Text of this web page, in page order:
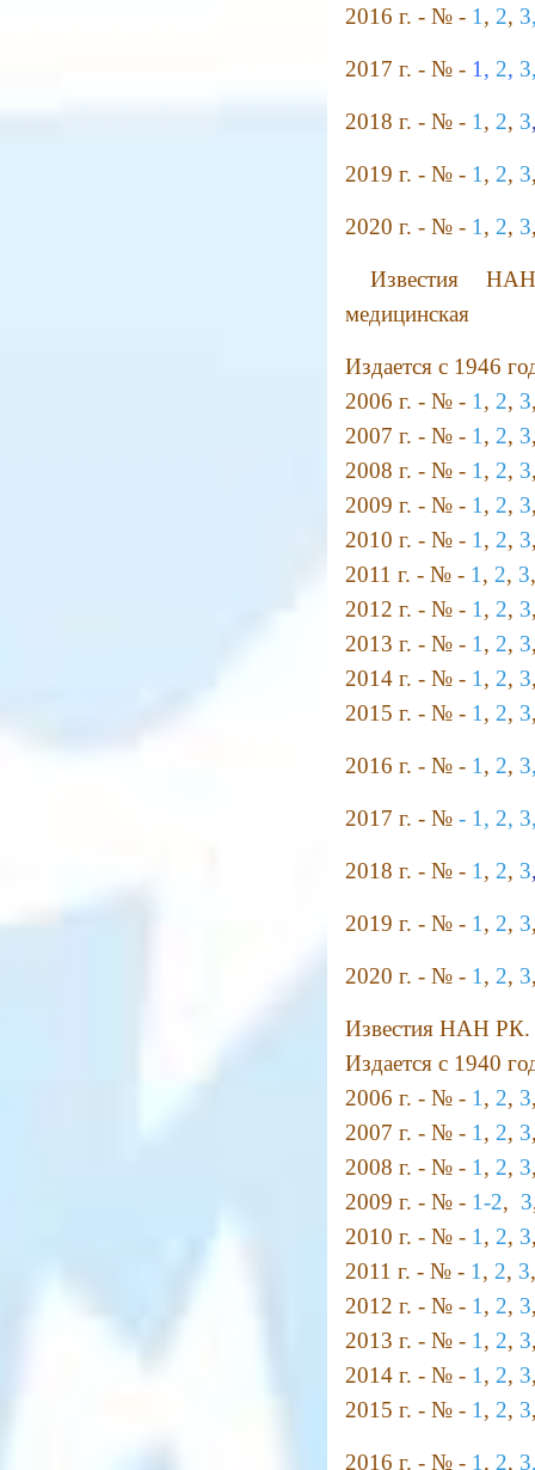
2016 г. - № - 1 , 2,
2017 г. - № - 1, 2,
2018 г. - № - 1 , 2, 3
2019 г. - № - 1 , 2, 3
2020 г. - № - 1 , 2, 3
Известия
медицинская
Издается с 1946
2006 г. - № - 1 , 2, 3
2007 г. - № - 1 , 2, 3
2008 г. - № - 1 , 2, 3
2009 г. - № - 1 , 2, 3
2010 г. - № - 1 , 2, 3
2011 г. - № - 1 , 2, 3
2012 г. - № - 1 , 2, 3
2013 г. - № - 1 , 2, 3
2014 г. - № - 1 , 2, 3
2015 г. - № - 1 , 2, 3
2016 г. - № - 1 , 2,
2017 г. - № - 1, 2,
2018 г. - № - 1 , 2, 3
2019 г. - № - 1 , 2, 3
2020 г. - № - 1 , 2, 3
Известия НАН РК.
Издается с 1940
2006 г. - № - 1 , 2, 3
2007 г. - № - 1 , 2, 3
2008 г. - № - 1 , 2, 3
2009 г. - № - 1-2, 3
2010 г. - № - 1 , 2, 3
2011 г. - № - 1 , 2, 3
2012 г. - № - 1 , 2, 3
2013 г. - № - 1 , 2, 3
2014 г. - № - 1 , 2, 3
2015 г. - № - 1 , 2, 3
2016 г. - № - 1 , 2,